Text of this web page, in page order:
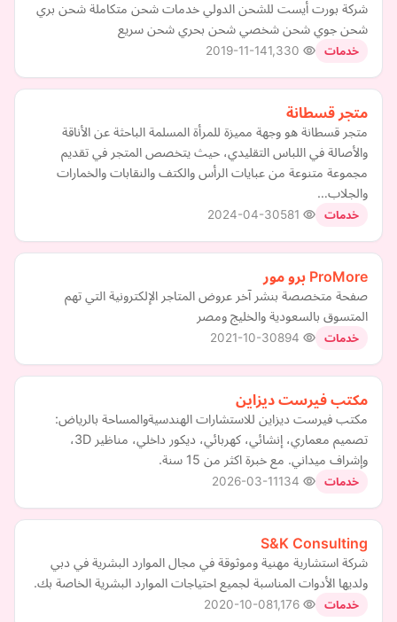
شركة بورت أيست للشحن الدولي خدمات شحن متكاملة شحن بري
شحن جوي شحن شخصي شحن بحري شحن سريع
خدمات 2019-11-14
متجر قسطانة
متجر قسطانة هو وجهة مميزة للمرأة المسلمة الباحثة عن الأناقة
والأصالة في اللباس التقليدي، حيث يتخصص المتجر في تقديم
مجموعة متنوعة من عبايات الرأس والكتف والنقابات والخمارات
والجلاب…
خدمات 2024-04-30
ProMore برو مور
صفحة متخصصة بنشر آخر عروض المتاجر الإلكترونية التي تهم
المتسوق بالسعودية والخليج ومصر
خدمات 2021-10-30
مكتب فيرست ديزاين
مكتب فيرست ديزاين للاستشارات الهندسيةوالمساحة بالرياض:
تصميم معماري، إنشائي، كهربائي، ديكور داخلي، مناظير 3D،
وإشراف ميداني. مع خبرة اكثر من 15 سنة.
خدمات 2026-03-11
S&K Consulting
شركة استشارية مهنية وموثوقة في مجال الموارد البشرية في دبي
ولديها الأدوات المناسبة لجميع احتياجات الموارد البشرية الخاصة بك.
خدمات 2020-10-08